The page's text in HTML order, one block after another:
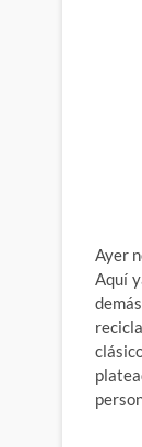
Ayer
Aquí